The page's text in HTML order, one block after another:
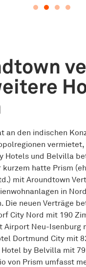
an den indischen
Hotels und Belvilla
hatte Prism
mit Aroundtown
in
Die neuen Verträge
City Nord mit 190
Airport Neu-Isenburg
Dortmund City mit
by Belvilla mit
von Prism umfasst